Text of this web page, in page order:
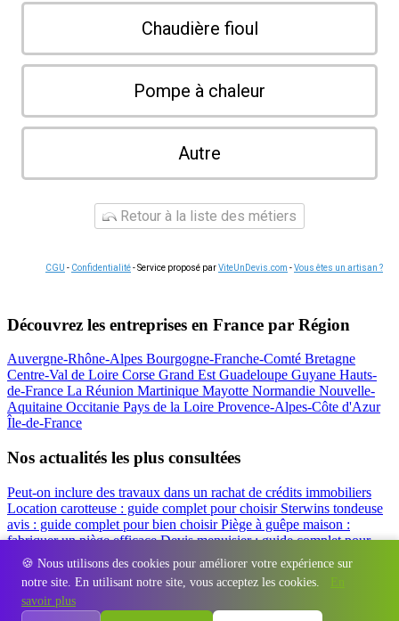
🍪 Nous utilisons des cookies pour améliorer votre expérience sur
notre site. En utilisant notre site, vous acceptez les cookies.
En
savoir plus
Chaudière fioul
Pompe à chaleur
Autre
Retour à la liste des métiers
CGU - Confidentialité- Service proposé parViteUnDevis.com -Vous êtes un artisan ?
Découvrez les entreprises en France par Région
Auvergne-Rhône-Alpes Bourgogne-Franche-Comté Bretagne
Centre-Val de Loire Corse Grand EstGuadeloupe Guyane Hauts-
de-France La Réunion Martinique Mayotte Normandie Nouvelle-
Aquitaine Occitanie Pays de la Loire Provence-Alpes-Côte d'Azur
Île-de-France
Nos actualités les plus consultées
Peut-on inclure des travaux dans un rachat de crédits immobiliers
Location carotteuse : guide complet pour choisir Sterwins tondeuse
avis : guide complet pour bien choisirPiège à guêpe maison :
fabriquer un piège efficaceDevis menuisier : guide complet pour
obtenir le meilleur prix
Simulation rachat de crédit : regrouper prêt
travaux et crédits
Régions - Départements - Villes - Entreprises - Marques Contact
Espace presse